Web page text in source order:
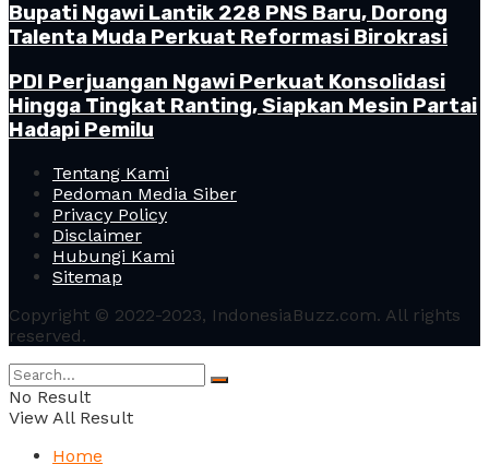
Bupati Ngawi Lantik 228 PNS Baru, Dorong
Talenta Muda Perkuat Reformasi Birokrasi
PDI Perjuangan Ngawi Perkuat Konsolidasi
Hingga Tingkat Ranting, Siapkan Mesin Partai
Hadapi Pemilu
Tentang Kami
Pedoman Media Siber
Privacy Policy
Disclaimer
Hubungi Kami
Sitemap
Copyright © 2022-2023, IndonesiaBuzz.com. All rights
reserved.
No Result
View All Result
Home